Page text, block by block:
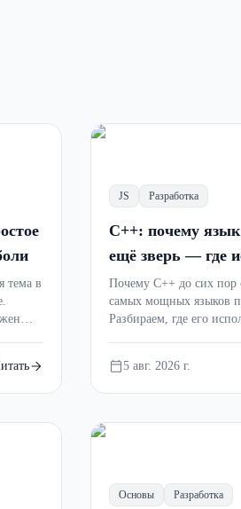
без боли
с ошибкой Segmentation
откуда появляются утечки
управление памятью
тема в
JS Разработка
C++: почему
ещё зверь — где
стоит ли учить в
Почему C++ до сих пор
самых мощных языков
Разбираем, где его
проектах, а также стоит
новичку.
5 авг. 2026 г.
Основы Разработка